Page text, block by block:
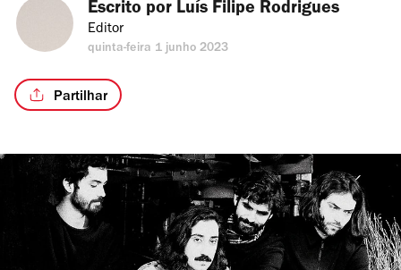
Escrito por Luís Filipe Rodrigues
Editor
quinta-feira 1 junho 2023
Partilhar